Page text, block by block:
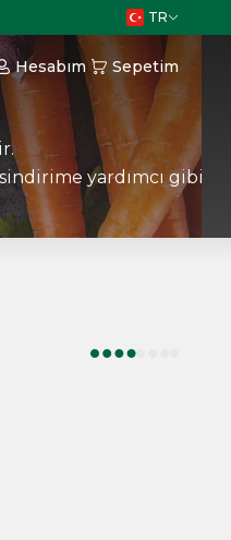
TR
Hesabım Sepetim
yardımcı gibi